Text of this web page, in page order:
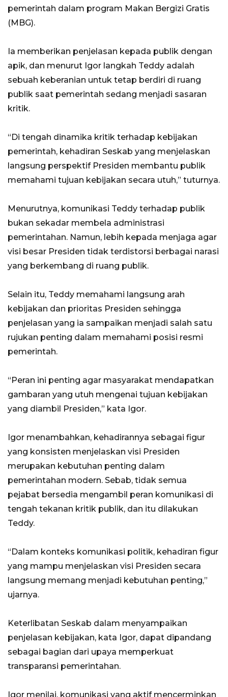
pemerintah dalam program Makan Bergizi Gratis
(MBG).
Ia memberikan penjelasan kepada publik dengan
apik, dan menurut Igor langkah Teddy adalah
sebuah keberanian untuk tetap berdiri di ruang
publik saat pemerintah sedang menjadi sasaran
kritik.
“Di tengah dinamika kritik terhadap kebijakan
pemerintah, kehadiran Seskab yang menjelaskan
langsung perspektif Presiden membantu publik
memahami tujuan kebijakan secara utuh,” tuturnya.
Menurutnya, komunikasi Teddy terhadap publik
bukan sekadar membela administrasi
pemerintahan. Namun, lebih kepada menjaga agar
visi besar Presiden tidak terdistorsi berbagai narasi
yang berkembang di ruang publik.
Selain itu, Teddy memahami langsung arah
kebijakan dan prioritas Presiden sehingga
penjelasan yang ia sampaikan menjadi salah satu
rujukan penting dalam memahami posisi resmi
pemerintah.
“Peran ini penting agar masyarakat mendapatkan
gambaran yang utuh mengenai tujuan kebijakan
yang diambil Presiden,” kata Igor.
Igor menambahkan, kehadirannya sebagai figur
yang konsisten menjelaskan visi Presiden
merupakan kebutuhan penting dalam
pemerintahan modern. Sebab, tidak semua
pejabat bersedia mengambil peran komunikasi di
tengah tekanan kritik publik, dan itu dilakukan
Teddy.
“Dalam konteks komunikasi politik, kehadiran figur
yang mampu menjelaskan visi Presiden secara
langsung memang menjadi kebutuhan penting,”
ujarnya.
Keterlibatan Seskab dalam menyampaikan
penjelasan kebijakan, kata Igor, dapat dipandang
sebagai bagian dari upaya memperkuat
transparansi pemerintahan.
Igor menilai, komunikasi yang aktif mencerminkan